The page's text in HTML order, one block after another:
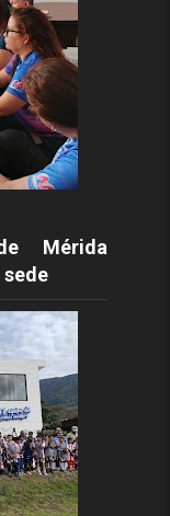
Mérida
sede